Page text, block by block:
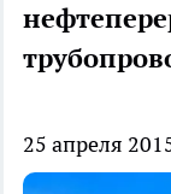
25 апреля